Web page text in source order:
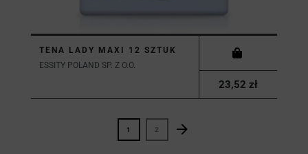
TENA LADY MAXI 12 SZTUK
ESSITY POLAND SP. Z O.O.
23,52 zł
1 2 Następny
arrow_forward